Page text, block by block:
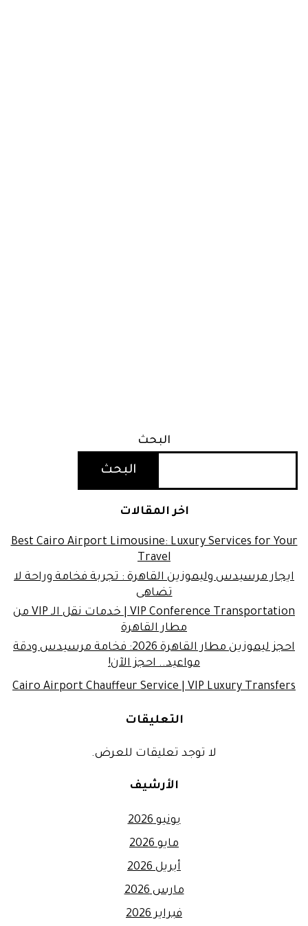
البحث
البحث
اخر المقالات
Best Cairo Airport Limousine: Luxury Services for Your
Travel
ايجار مرسيدس وليموزين القاهرة : تجربة فخامة وراحة لا
تضاهى
VIP Conference Transportation | خدمات نقل الـ VIP من
مطار القاهرة
احجز ليموزين مطار القاهرة 2026: فخامة مرسيدس ودقة
مواعيد.. احجز الآن!
Cairo Airport Chauffeur Service | VIP Luxury Transfers
التعليقات
لا توجد تعليقات للعرض.
الأرشيف
يونيو 2026
مايو 2026
أبريل 2026
مارس 2026
فبراير 2026